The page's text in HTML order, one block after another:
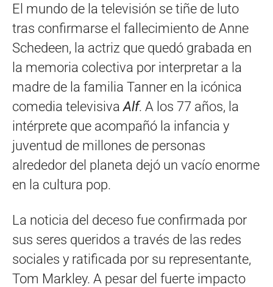
El mundo de la televisión se tiñe de luto
tras confirmarse el fallecimiento de Anne
Schedeen, la actriz que quedó grabada en
la memoria colectiva por interpretar a la
madre de la familia Tanner en la icónica
comedia televisivaAlf. A los 77 años, la
intérprete que acompañó la infancia y
juventud de millones de personas
alrededor del planeta dejó un vacío enorme
en la cultura pop.
La noticia del deceso fue confirmada por
sus seres queridos a través de las redes
sociales y ratificada por su representante,
Tom Markley. A pesar del fuerte impacto